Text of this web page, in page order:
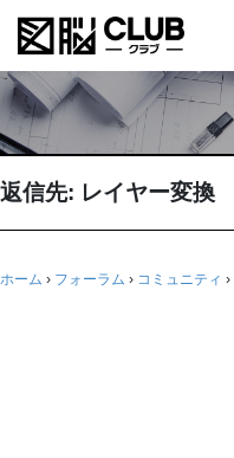
返信先: レイヤー変換
ホーム › フォーラム › コミュニティ ›